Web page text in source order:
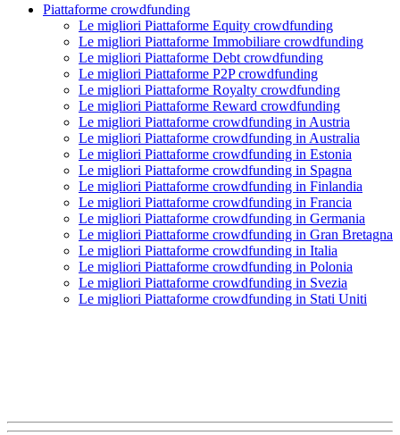
Piattaforme crowdfunding
Le migliori Piattaforme Equity crowdfunding
Le migliori Piattaforme Immobiliare crowdfunding
Le migliori Piattaforme Debt crowdfunding
Le migliori Piattaforme P2P crowdfunding
Le migliori Piattaforme Royalty crowdfunding
Le migliori Piattaforme Reward crowdfunding
Le migliori Piattaforme crowdfunding in Austria
Le migliori Piattaforme crowdfunding in Australia
Le migliori Piattaforme crowdfunding in Estonia
Le migliori Piattaforme crowdfunding in Spagna
Le migliori Piattaforme crowdfunding in Finlandia
Le migliori Piattaforme crowdfunding in Francia
Le migliori Piattaforme crowdfunding in Germania
Le migliori Piattaforme crowdfunding in Gran Bretagna
Le migliori Piattaforme crowdfunding in Italia
Le migliori Piattaforme crowdfunding in Polonia
Le migliori Piattaforme crowdfunding in Svezia
Le migliori Piattaforme crowdfunding in Stati Uniti